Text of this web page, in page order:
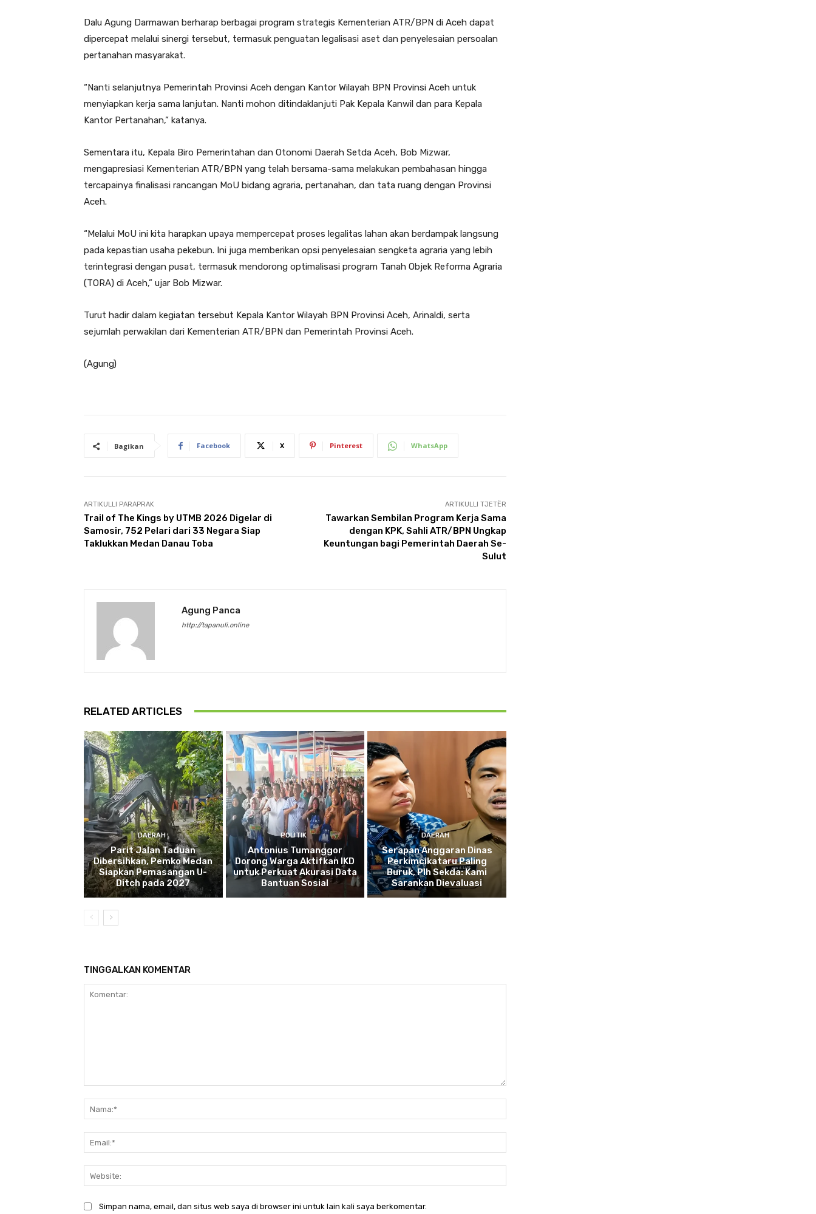
Dalu Agung Darmawan berharap berbagai program strategis Kementerian ATR/BPN di Aceh dapat
dipercepat melalui sinergi tersebut, termasuk penguatan legalisasi aset dan penyelesaian persoalan
pertanahan masyarakat.
“Nanti selanjutnya Pemerintah Provinsi Aceh dengan Kantor Wilayah BPN Provinsi Aceh untuk
menyiapkan kerja sama lanjutan. Nanti mohon ditindaklanjuti Pak Kepala Kanwil dan para Kepala
Kantor Pertanahan,” katanya.
Sementara itu, Kepala Biro Pemerintahan dan Otonomi Daerah Setda Aceh, Bob Mizwar,
mengapresiasi Kementerian ATR/BPN yang telah bersama-sama melakukan pembahasan hingga
tercapainya finalisasi rancangan MoU bidang agraria, pertanahan, dan tata ruang dengan Provinsi
Aceh.
“Melalui MoU ini kita harapkan upaya mempercepat proses legalitas lahan akan berdampak langsung
pada kepastian usaha pekebun. Ini juga memberikan opsi penyelesaian sengketa agraria yang lebih
terintegrasi dengan pusat, termasuk mendorong optimalisasi program Tanah Objek Reforma Agraria
(TORA) di Aceh,” ujar Bob Mizwar.
Turut hadir dalam kegiatan tersebut Kepala Kantor Wilayah BPN Provinsi Aceh, Arinaldi, serta
sejumlah perwakilan dari Kementerian ATR/BPN dan Pemerintah Provinsi Aceh.
(Agung)
Bagikan Facebook X Pinterest WhatsApp
ARTIKULLI PARAPRAK
Trail of The Kings by UTMB 2026 Digelar di
Samosir, 752 Pelari dari 33 Negara Siap
Taklukkan Medan Danau Toba
ARTIKULLI TJETËR
Tawarkan Sembilan Program Kerja Sama
dengan KPK, Sahli ATR/BPN Ungkap
Keuntungan bagi Pemerintah Daerah Se-
Sulut
Agung Panca
http://tapanuli.online
RELATED ARTICLES
DAERAH
Parit Jalan Taduan
Dibersihkan, Pemko Medan
Siapkan Pemasangan U-
Ditch pada 2027
POLITIK
Antonius Tumanggor
Dorong Warga Aktifkan IKD
untuk Perkuat Akurasi Data
Bantuan Sosial
DAERAH
Serapan Anggaran Dinas
Perkimcikataru Paling
Buruk, Plh Sekda: Kami
Sarankan Dievaluasi
TINGGALKAN KOMENTAR
Simpan nama, email, dan situs web saya di browser ini untuk lain kali saya berkomentar.